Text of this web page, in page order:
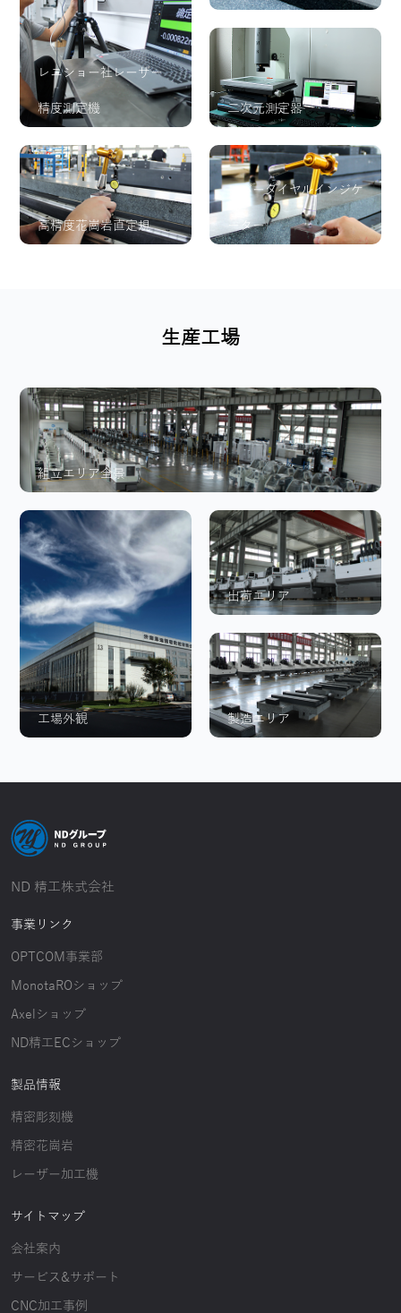
レニショー社レーザー
精度測定機 二次元測定器
高精度花崗岩直定規
レバーダイヤルインジケ
ーター
生産工場
組立エリア全景
工場外観
出荷エリア
製造エリア
ND 精工株式会社
事業リンク
OPTCOM事業部
MonotaROショップ
Axelショップ
ND精工ECショップ
製品情報
精密彫刻機
精密花崗岩
レーザー加工機
サイトマップ
会社案内
サービス&サポート
CNC加工事例